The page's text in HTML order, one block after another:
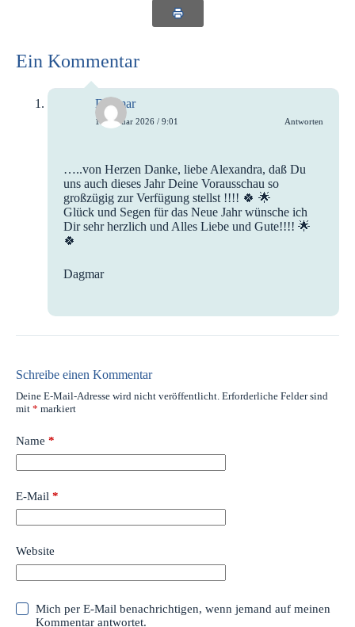
Ein Kommentar
Dagmar
14. Januar 2026 / 9:01 Antworten
…..von Herzen Danke, liebe Alexandra, daß Du
uns auch dieses Jahr Deine Vorausschau so
großzügig zur Verfügung stellst !!!! 🍀 🌟
Glück und Segen für das Neue Jahr wünsche ich
Dir sehr herzlich und Alles Liebe und Gute!!!! 🌟
🍀
Dagmar
Schreibe einen Kommentar
Deine E-Mail-Adresse wird nicht veröffentlicht. Erforderliche Felder sind
mit * markiert
Name *
E-Mail *
Website
Mich per E-Mail benachrichtigen, wenn jemand auf meinen
Kommentar antwortet.